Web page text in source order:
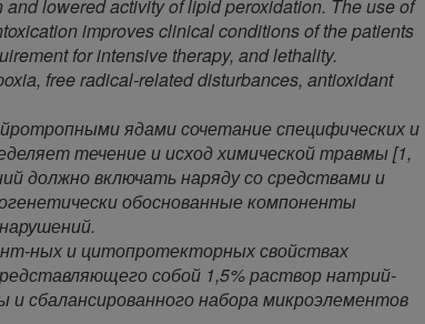
lowered activity of lipid peroxidation. The use of
improves clinical conditions of the patients
for intensive therapy, and lethality.
free radical-related disturbances, antioxidant
ядами сочетание специфических и
течение и исход химической травмы [1,
должно включать наряду со средствами и
обоснованные компоненты
ных и цитопротекторных свойствах
собой 1,5% раствор натрий-
сбалансированного набора микроэлементов